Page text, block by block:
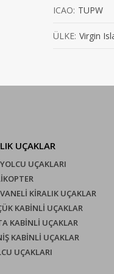
ICAO: TUPW
ÜLKE: Virgin
UÇAKLAR
UÇAKLARI
KİRALIK UÇAKLAR
KABİNLİ UÇAKLAR
KABİNLİ UÇAKLAR
KABİNLİ UÇAKLAR
UÇAKLARI